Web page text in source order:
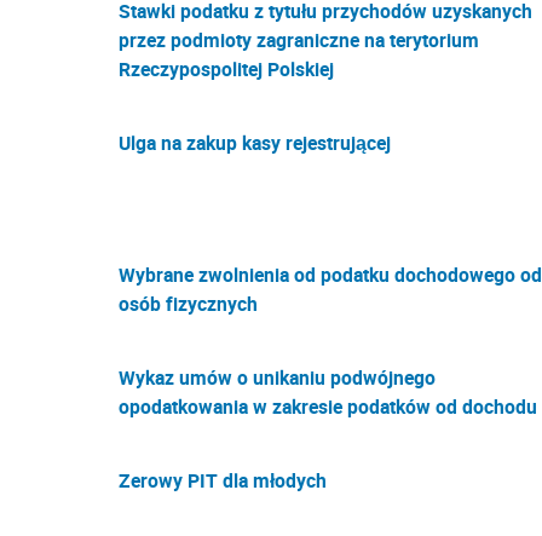
Stawki podatku z tytułu przychodów uzyskanych
przez podmioty zagraniczne na terytorium
Rzeczypospolitej Polskiej
Ulga na zakup kasy rejestrującej
Wybrane zwolnienia od podatku dochodowego od
osób fizycznych
Wykaz umów o unikaniu podwójnego
opodatkowania w zakresie podatków od dochodu
Zerowy PIT dla młodych